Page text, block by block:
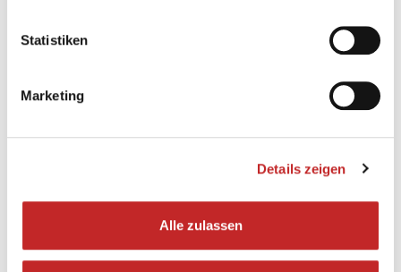
Statistiken
Marketing
Details zeigen
Alle zulassen
Schlussauslosung?
geht es nun weiter?